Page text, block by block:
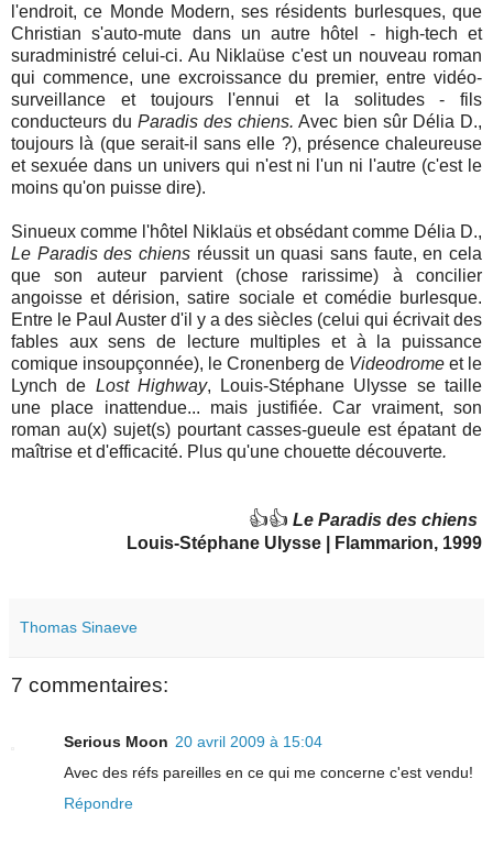
l'endroit, ce Monde Modern, ses résidents burlesques, que
Christian s'auto-mute dans un autre hôtel - high-tech et
suradministré celui-ci. Au Niklaüse c'est un nouveau roman
qui commence, une excroissance du premier, entre vidéo-
surveillance et toujours l'ennui et la solitudes - fils
conducteurs du Paradis des chiens. Avec bien sûr Délia D.,
toujours là (que serait-il sans elle ?), présence chaleureuse
et sexuée dans un univers qui n'est ni l'un ni l'autre (c'est le
moins qu'on puisse dire).
Sinueux comme l'hôtel Niklaüs et obsédant comme Délia D.,
Le Paradis des chiens réussit un quasi sans faute, en cela
que son auteur parvient (chose rarissime) à concilier
angoisse et dérision, satire sociale et comédie burlesque.
Entre le Paul Auster d'il y a des siècles (celui qui écrivait des
fables aux sens de lecture multiples et à la puissance
comique insoupçonnée), le Cronenberg de Videodrome et le
Lynch de Lost Highway, Louis-Stéphane Ulysse se taille
une place inattendue... mais justifiée. Car vraiment, son
roman au(x) sujet(s) pourtant casses-gueule est épatant de
maîtrise et d'efficacité. Plus qu'une chouette découverte.
👍👍 Le Paradis des chiens
Louis-Stéphane Ulysse | Flammarion, 1999
Thomas Sinaeve
7 commentaires:
Serious Moon 20 avril 2009 à 15:04
Avec des réfs pareilles en ce qui me concerne c'est vendu!
Répondre